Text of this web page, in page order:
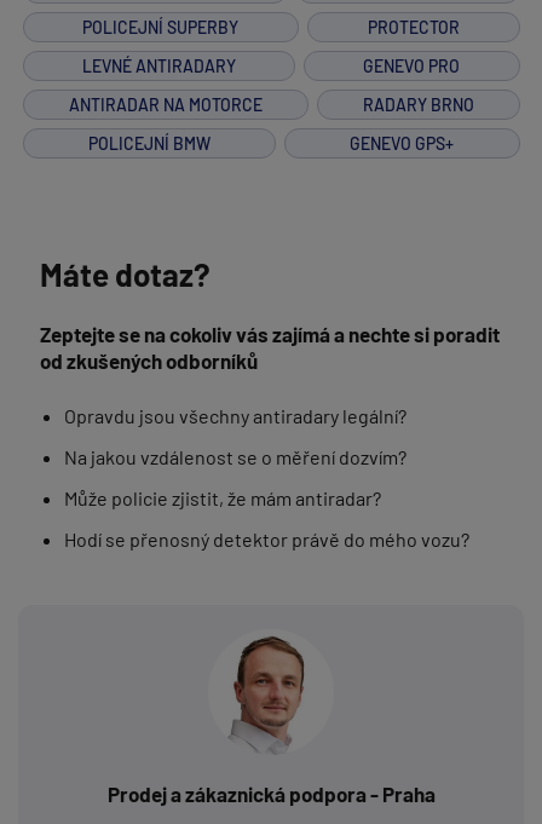
POLICEJNÍ SUPERBY
PROTECTOR
LEVNÉ ANTIRADARY
GENEVO PRO
ANTIRADAR NA MOTORCE
RADARY BRNO
POLICEJNÍ BMW
GENEVO GPS+
Máte dotaz?
Zeptejte se na cokoliv vás zajímá a nechte si poradit
od zkušených odborníků
Opravdu jsou všechny antiradary legální?
Na jakou vzdálenost se o měření dozvím?
Může policie zjistit, že mám antiradar?
Hodí se přenosný detektor právě do mého vozu?
Prodej a zákaznická podpora - Praha